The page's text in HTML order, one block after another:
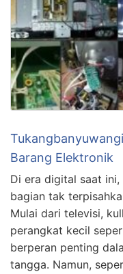
Barang Elektronik
Di era digital saat
bagian tak
Mulai dari televisi,
perangkat kecil
berperan penting
tangga. Namun,